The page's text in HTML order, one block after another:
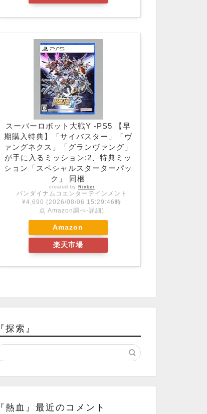
スーパーロボット大戦Y -PS5 【早
期購入特典】「サイバスター」「ヴ
ァングネクス」「グランヴァング」
が手に入るミッション:2、特典ミッ
ション「スペシャルスターターパッ
ク」 同梱
created by Rinker
バンダイナムコエンターテインメント
¥4,690 (2026/08/06 15:29:46時
点 Amazon調べ-詳細)
Amazon
楽天市場
『探索』
『熱血』最近のコメント